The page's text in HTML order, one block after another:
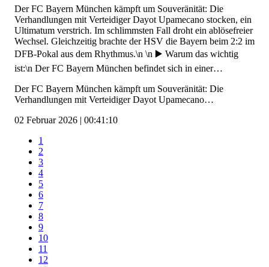
Der FC Bayern München kämpft um Souveränität: Die
Verhandlungen mit Verteidiger Dayot Upamecano stocken, ein
Ultimatum verstrich. Im schlimmsten Fall droht ein ablösefreier
Wechsel. Gleichzeitig brachte der HSV die Bayern beim 2:2 im
DFB-Pokal aus dem Rhythmus.\n \n ▶️ Warum das wichtig
ist:\n Der FC Bayern München befindet sich in einer…
Der FC Bayern München kämpft um Souveränität: Die
Verhandlungen mit Verteidiger Dayot Upamecano…
02 Februar 2026 | 00:41:10
1
2
3
4
5
6
7
8
9
10
11
12